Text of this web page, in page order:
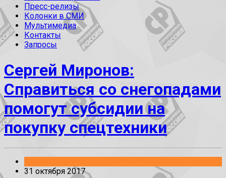
Пресс-релизы
Колонки в СМИ
Мультимедиа
Контакты
Запросы
Сергей Миронов:
Справиться со снегопадами
помогут субсидии на
покупку спецтехники
31 октября 2017